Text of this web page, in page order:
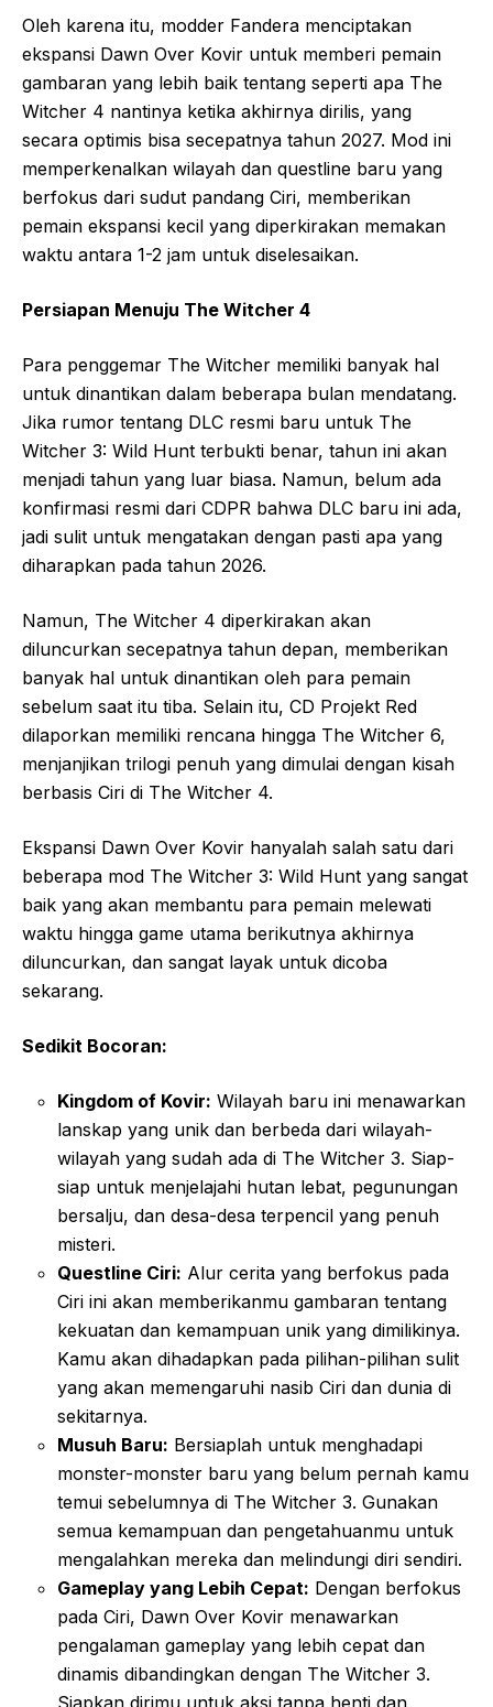
Oleh karena itu, modder Fandera menciptakan
ekspansi Dawn Over Kovir untuk memberi pemain
gambaran yang lebih baik tentang seperti apa The
Witcher 4 nantinya ketika akhirnya dirilis, yang
secara optimis bisa secepatnya tahun 2027. Mod ini
memperkenalkan wilayah dan questline baru yang
berfokus dari sudut pandang Ciri, memberikan
pemain ekspansi kecil yang diperkirakan memakan
waktu antara 1-2 jam untuk diselesaikan.
Persiapan Menuju The Witcher 4
Para penggemar The Witcher memiliki banyak hal
untuk dinantikan dalam beberapa bulan mendatang.
Jika rumor tentang DLC resmi baru untuk The
Witcher 3: Wild Hunt terbukti benar, tahun ini akan
menjadi tahun yang luar biasa. Namun, belum ada
konfirmasi resmi dari CDPR bahwa DLC baru ini ada,
jadi sulit untuk mengatakan dengan pasti apa yang
diharapkan pada tahun 2026.
Namun, The Witcher 4 diperkirakan akan
diluncurkan secepatnya tahun depan, memberikan
banyak hal untuk dinantikan oleh para pemain
sebelum saat itu tiba. Selain itu, CD Projekt Red
dilaporkan memiliki rencana hingga The Witcher 6,
menjanjikan trilogi penuh yang dimulai dengan kisah
berbasis Ciri di The Witcher 4.
Ekspansi Dawn Over Kovir hanyalah salah satu dari
beberapa mod The Witcher 3: Wild Hunt yang sangat
baik yang akan membantu para pemain melewati
waktu hingga game utama berikutnya akhirnya
diluncurkan, dan sangat layak untuk dicoba
sekarang.
Sedikit Bocoran:
Kingdom of Kovir: Wilayah baru ini menawarkan
lanskap yang unik dan berbeda dari wilayah-
wilayah yang sudah ada di The Witcher 3. Siap-
siap untuk menjelajahi hutan lebat, pegunungan
bersalju, dan desa-desa terpencil yang penuh
misteri.
Questline Ciri: Alur cerita yang berfokus pada
Ciri ini akan memberikanmu gambaran tentang
kekuatan dan kemampuan unik yang dimilikinya.
Kamu akan dihadapkan pada pilihan-pilihan sulit
yang akan memengaruhi nasib Ciri dan dunia di
sekitarnya.
Musuh Baru: Bersiaplah untuk menghadapi
monster-monster baru yang belum pernah kamu
temui sebelumnya di The Witcher 3. Gunakan
semua kemampuan dan pengetahuanmu untuk
mengalahkan mereka dan melindungi diri sendiri.
Gameplay yang Lebih Cepat: Dengan berfokus
pada Ciri, Dawn Over Kovir menawarkan
pengalaman gameplay yang lebih cepat dan
dinamis dibandingkan dengan The Witcher 3.
Siapkan dirimu untuk aksi tanpa henti dan